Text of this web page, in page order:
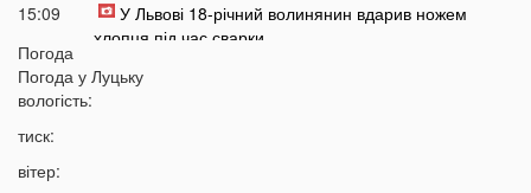
15:09
У Львові 18-річний волинянин вдарив ножем
хлопця під час сварки
14:38
На Волині чоловік побив працівника ТЦК під час
14:16
Погода
Погода у Луцьку
вологість:
тиск:
вітер: